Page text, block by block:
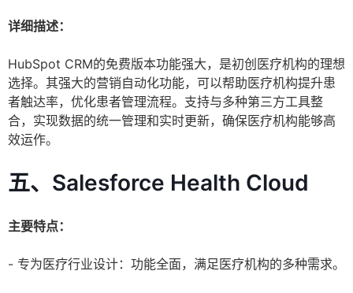
详细描述：
HubSpot CRM的免费版本功能强大，是初创医疗机构的理想
选择。其强大的营销自动化功能，可以帮助医疗机构提升患
者触达率，优化患者管理流程。支持与多种第三方工具整
合，实现数据的统一管理和实时更新，确保医疗机构能够高
效运作。
五、Salesforce Health Cloud
主要特点：
- 专为医疗行业设计：功能全面，满足医疗机构的多种需求。